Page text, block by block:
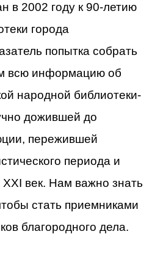
в 2002 году к 90-летию
города
попытка собрать
всю информацию об
народной библиотеки-
дожившей до
пережившей
периода и
век. Нам важно знать
стать приемниками
благородного дела.